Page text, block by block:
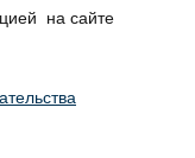
на сайте